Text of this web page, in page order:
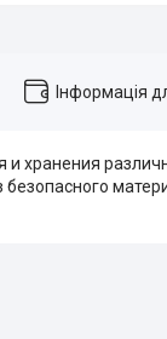
Інформація
и хранения
безопасного